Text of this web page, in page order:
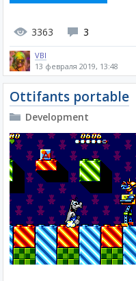
3363 3
VBI
13 февраля 2019, 13:48
Ottifants portable
Development